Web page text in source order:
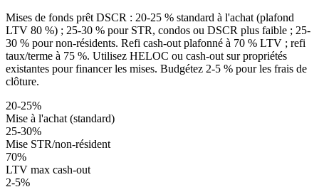
Mises de fonds prêt DSCR : 20-25 % standard à l'achat (plafond
LTV 80 %) ; 25-30 % pour STR, condos ou DSCR plus faible ; 25-
30 % pour non-résidents. Refi cash-out plafonné à 70 % LTV ; refi
taux/terme à 75 %. Utilisez HELOC ou cash-out sur propriétés
existantes pour financer les mises. Budgétez 2-5 % pour les frais de
clôture.
20-25%
Mise à l'achat (standard)
25-30%
Mise STR/non-résident
70%
LTV max cash-out
2-5%